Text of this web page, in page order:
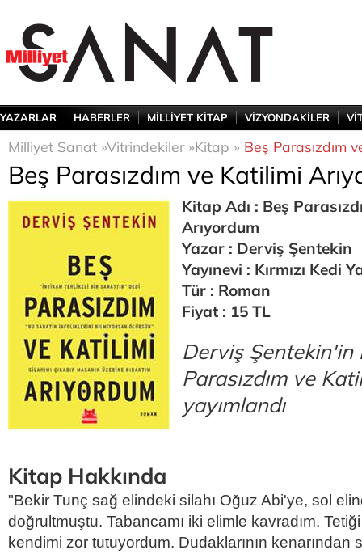
YAZARLAR HABERLER MİLLİYET KİTAP VİZYONDAKİLER
Milliyet Sanat »Vitrindekiler »Kitap » Beş Parasızdım
Beş Parasızdım ve Katilimi
Kitap Adı : Beş
Arıyordum
Yazar : Derviş Şentekin
Yayınevi : Kırmızı Kedi
Tür : Roman
Fiyat : 15 TL
Derviş Şentekin'in
Parasızdım ve
yayımlandı
Kitap Hakkında
"Bekir Tunç sağ elindeki silahı Oğuz Abi'ye, sol
doğrultmuştu. Tabancamı iki elimle kavradım.
kendimi zor tutuyordum. Dudaklarının kenarından